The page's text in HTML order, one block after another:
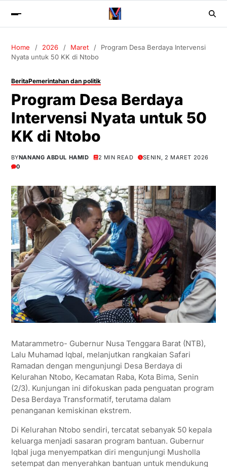
Home 2026 Maret
Program Desa Berdaya Intervensi
Nyata untuk 50 KK di Ntobo
BeritaPemerintahan dan politik
Program Desa Berdaya
Intervensi Nyata untuk 50
KK di Ntobo
BYNANANG ABDUL HAMID 2 MIN READ
SENIN, 2 MARET 2026
0
Matarammetro- Gubernur Nusa Tenggara Barat (NTB),
Lalu Muhamad Iqbal, melanjutkan rangkaian Safari
Ramadan dengan mengunjungi Desa Berdaya di
Kelurahan Ntobo, Kecamatan Raba, Kota Bima, Senin
(2/3). Kunjungan ini difokuskan pada penguatan program
Desa Berdaya Transformatif, terutama dalam
penanganan kemiskinan ekstrem.
Di Kelurahan Ntobo sendiri, tercatat sebanyak 50 kepala
keluarga menjadi sasaran program bantuan. Gubernur
Iqbal juga menyempatkan diri mengunjungi Musholla
setempat dan menyerahkan bantuan untuk mendukung